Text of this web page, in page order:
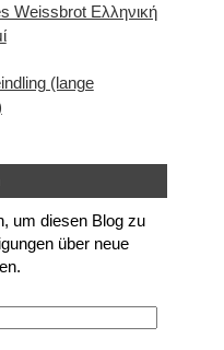
Weissbrot Ελληνική
(lange
um diesen Blog zu
über neue